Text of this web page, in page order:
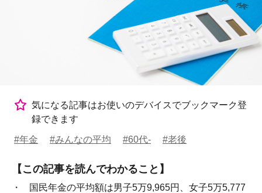
気になる記事はお使いのデバイスでブックマーク登
録できます
#年金 #みんなの平均 #60代- #老後
【この記事を読んでわかること】
国民年金の平均額は男子5万9,965円、女子5万5,777